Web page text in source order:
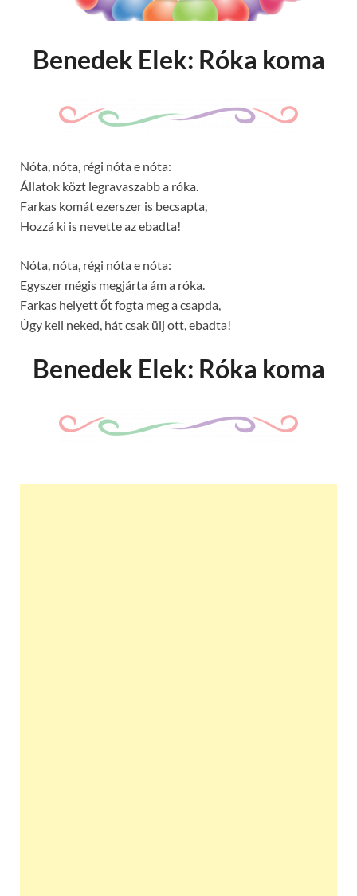
Benedek Elek: Róka koma
Nóta, nóta, régi nóta e nóta:
Állatok közt legravaszabb a róka.
Farkas komát ezerszer is becsapta,
Hozzá ki is nevette az ebadta!
Nóta, nóta, régi nóta e nóta:
Egyszer mégis megjárta ám a róka.
Farkas helyett őt fogta meg a csapda,
Úgy kell neked, hát csak ülj ott, ebadta!
Benedek Elek: Róka koma